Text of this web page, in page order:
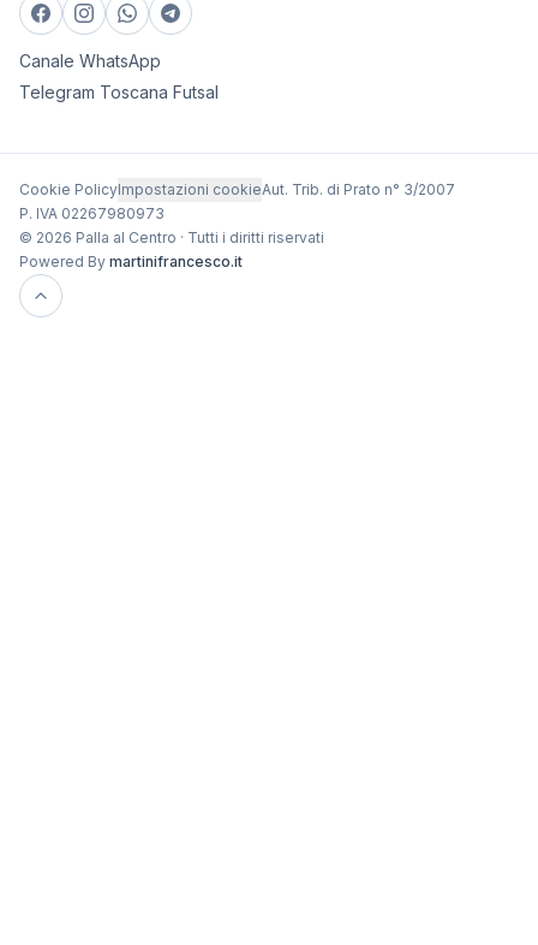
Canale WhatsApp
Telegram Toscana Futsal
Cookie PolicyImpostazioni cookieAut. Trib. di Prato n° 3/2007
P. IVA 02267980973
© 2026 Palla al Centro · Tutti i diritti riservati
Powered By martinifrancesco.it